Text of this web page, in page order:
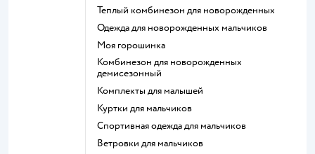
Теплый комбинезон для новорожденных
Одежда для новорожденных мальчиков
Моя горошинка
Комбинезон для новорожденных
демисезонный
Комплекты для малышей
Куртки для мальчиков
Спортивная одежда для мальчиков
Ветровки для мальчиков